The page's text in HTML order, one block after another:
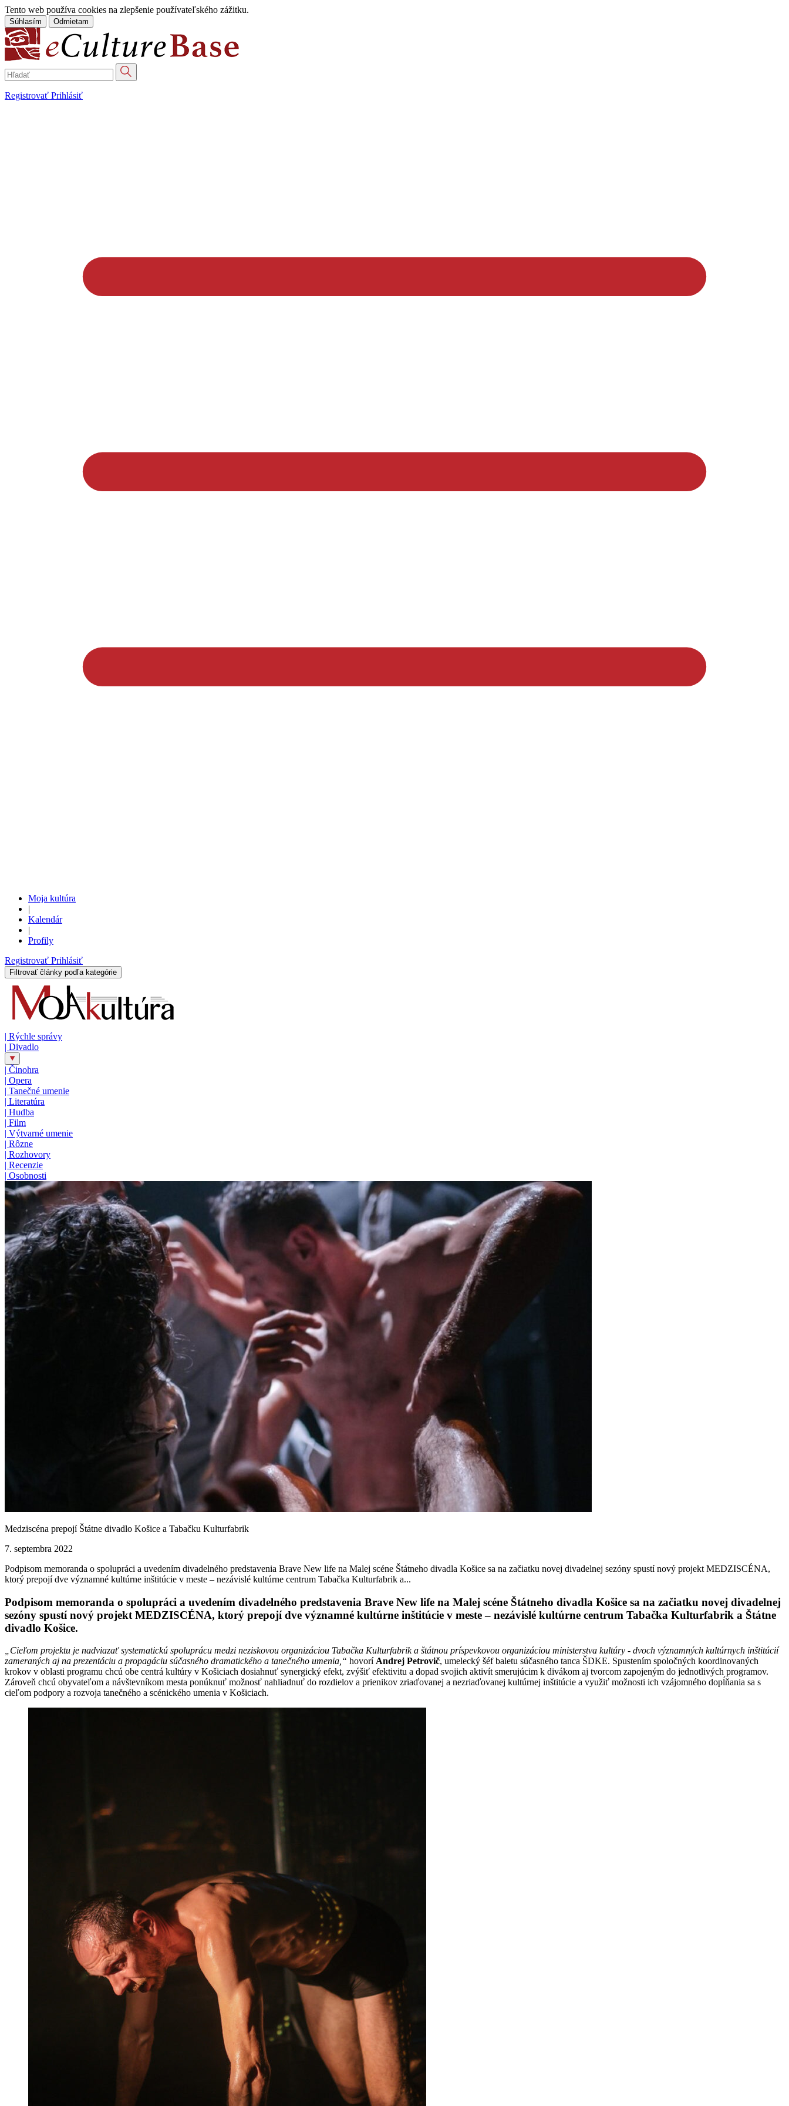
Tento web používa cookies na zlepšenie používateľského zážitku.
Súhlasím Odmietam
Registrovať Prihlásiť
Moja kultúra
|
Kalendár
|
Profily
Registrovať Prihlásiť
Filtrovať články podľa kategórie
| Rýchle správy
| Divadlo
| Činohra
| Opera
| Tanečné umenie
| Literatúra
| Hudba
| Film
| Výtvarné umenie
| Rôzne
| Rozhovory
| Recenzie
| Osobnosti
Medziscéna prepojí Štátne divadlo Košice a Tabačku Kulturfabrik
7. septembra 2022
Podpisom memoranda o spolupráci a uvedením divadelného predstavenia Brave New life na Malej scéne Štátneho divadla Košice sa na začiatku novej divadelnej sezóny spustí nový projekt MEDZISCÉNA,
ktorý prepojí dve významné kultúrne inštitúcie v meste – nezávislé kultúrne centrum Tabačka Kulturfabrik a...
Podpisom memoranda o spolupráci a uvedením divadelného predstavenia Brave New life na Malej scéne Štátneho divadla Košice sa na začiatku novej divadelnej
sezóny spustí nový projekt MEDZISCÉNA, ktorý prepojí dve významné kultúrne inštitúcie v meste – nezávislé kultúrne centrum Tabačka Kulturfabrik a Štátne
divadlo Košice.
„Cieľom projektu je nadviazať systematickú spoluprácu medzi neziskovou organizáciou Tabačka Kulturfabrik a štátnou príspevkovou organizáciou ministerstva kultúry - dvoch významných kultúrnych inštitúcií
zameraných aj na prezentáciu a propagáciu súčasného dramatického a tanečného umenia,“ hovoríAndrej Petrovič, umelecký šéf baletu súčasného tanca ŠDKE. Spustením spoločných koordinovaných
krokov v oblasti programu chcú obe centrá kultúry v Košiciach dosiahnuť synergický efekt, zvýšiť efektivitu a dopad svojich aktivít smerujúcim k divákom aj tvorcom zapojeným do jednotlivých programov.
Zároveň chcú obyvateľom a návštevníkom mesta ponúknuť možnosť nahliadnuť do rozdielov a prienikov zriaďovanej a nezriaďovanej kultúrnej inštitúcie a využiť možnosti ich vzájomného dopĺňania sa s
cieľom podpory a rozvoja tanečného a scénického umenia v Košiciach.